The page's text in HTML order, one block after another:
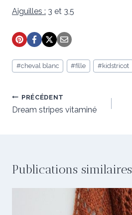
Aiguilles : 3 et 3,5
Étiquettes
de
#cheval blanc #fille #kidstricot
Navigation
de
PRÉCÉDENT
Dream stripes vitaminé
Publications similaires